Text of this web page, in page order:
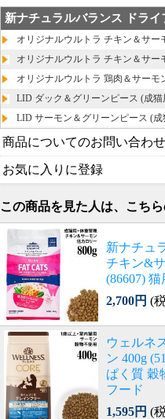
新ナチュラルバランス ドライ
オリジナルウルトラ チキン＆サー
オリジナルウルトラ チキン＆サー
オリジナルウルトラ 鶏肉＆サー
LID ダック＆グリーンピース (成猫
LID サーモン＆グリーンピース (成
商品についてのお問い合わせ
お気に入りに登録
この商品を見た人は、こち
新ナチュ
チキン&
(86607)
2,700円 (
ウェルネ
ン 400g
ぱく質 穀
フード
1,595円 (